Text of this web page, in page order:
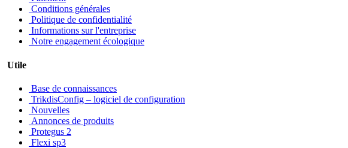
Conditions générales
Politique de confidentialité
Informations sur l'entreprise
Notre engagement écologique
Utile
Base de connaissances
TrikdisConfig – logiciel de configuration
Nouvelles
Annonces de produits
Protegus 2
Flexi sp3